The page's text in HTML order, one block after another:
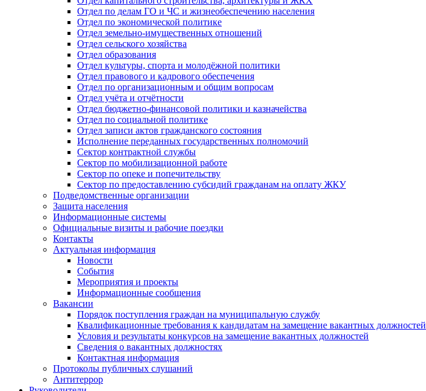
Отдел по делам ГО и ЧС и жизнеобеспечению населения
Отдел по экономической политике
Отдел земельно-имущественных отношений
Отдел сельского хозяйства
Отдел образования
Отдел культуры, спорта и молодёжной политики
Отдел правового и кадрового обеспечения
Отдел по организационным и общим вопросам
Отдел учёта и отчётности
Отдел бюджетно-финансовой политики и казначейства
Отдел по социальной политике
Отдел записи актов гражданского состояния
Исполнение переданных государственных полномочий
Сектор контрактной службы
Сектор по мобилизационной работе
Сектор по опеке и попечительству
Сектор по предоставлению субсидий гражданам на оплату ЖКУ
Подведомственные организации
Защита населения
Информационные системы
Официальные визиты и рабочие поездки
Контакты
Актуальная информация
Новости
События
Мероприятия и проекты
Информационные сообщения
Вакансии
Порядок поступления граждан на муниципальную службу
Квалификационные требования к кандидатам на замещение вакантных должностей
Условия и результаты конкурсов на замещение вакантных должностей
Сведения о вакантных должностях
Контактная информация
Протоколы публичных слушаний
Антитеррор